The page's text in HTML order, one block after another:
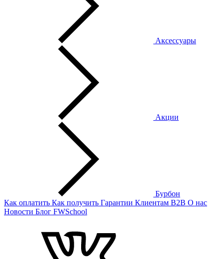
Аксессуары
Акции
Бурбон
Как оплатить Как получить Гарантии Клиентам B2B О нас
Новости Блог FWSchool